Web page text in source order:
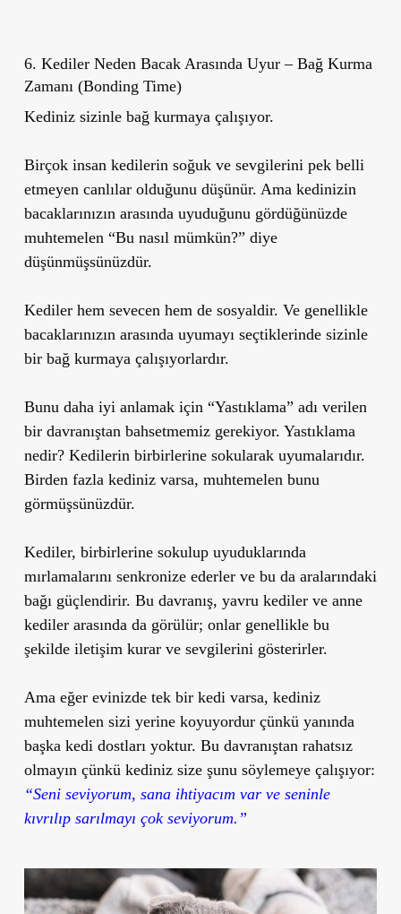
6. Kediler Neden Bacak Arasında Uyur – Bağ Kurma
Zamanı (Bonding Time)
Kediniz sizinle bağ kurmaya çalışıyor.
Birçok insan kedilerin soğuk ve sevgilerini pek belli
etmeyen canlılar olduğunu düşünür. Ama kedinizin
bacaklarınızın arasında uyuduğunu gördüğünüzde
muhtemelen “Bu nasıl mümkün?” diye
düşünmüşsünüzdür.
Kediler hem sevecen hem de sosyaldir. Ve genellikle
bacaklarınızın arasında uyumayı seçtiklerinde sizinle
bir bağ kurmaya çalışıyorlardır.
Bunu daha iyi anlamak için “Yastıklama” adı verilen
bir davranıştan bahsetmemiz gerekiyor. Yastıklama
nedir? Kedilerin birbirlerine sokularak uyumalarıdır.
Birden fazla kediniz varsa, muhtemelen bunu
görmüşsünüzdür.
Kediler, birbirlerine sokulup uyuduklarında
mırlamalarını senkronize ederler ve bu da aralarındaki
bağı güçlendirir. Bu davranış, yavru kediler ve anne
kediler arasında da görülür; onlar genellikle bu
şekilde iletişim kurar ve sevgilerini gösterirler.
Ama eğer evinizde tek bir kedi varsa, kediniz
muhtemelen sizi yerine koyuyordur çünkü yanında
başka kedi dostları yoktur. Bu davranıştan rahatsız
olmayın çünkü kediniz size şunu söylemeye çalışıyor:
“Seni seviyorum, sana ihtiyacım var ve seninle
kıvrılıp sarılmayı çok seviyorum.”